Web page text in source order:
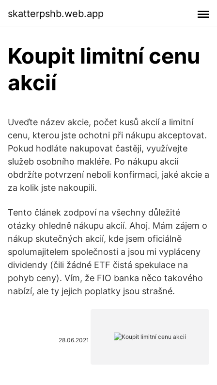
skatterpshb.web.app
Koupit limitní cenu
akcií
Uveďte název akcie, počet kusů akcií a limitní
cenu, kterou jste ochotni při nákupu akceptovat.
Pokud hodláte nakupovat častěji, využívejte
služeb osobního makléře. Po nákupu akcií
obdržíte potvrzení neboli konfirmaci, jaké akcie a
za kolik jste nakoupili.
Tento článek zodpoví na všechny důležité
otázky ohledně nákupu akcií. Ahoj. Mám zájem o
nákup skutečných akcií, kde jsem oficiálně
spolumajitelem společnosti a jsou mi vypláceny
dividendy (čili žádné ETF čistá spekulace na
pohyb ceny). Vím, že FIO banka něco takového
nabízí, ale ty jejich poplatky jsou strašné.
28.06.2021